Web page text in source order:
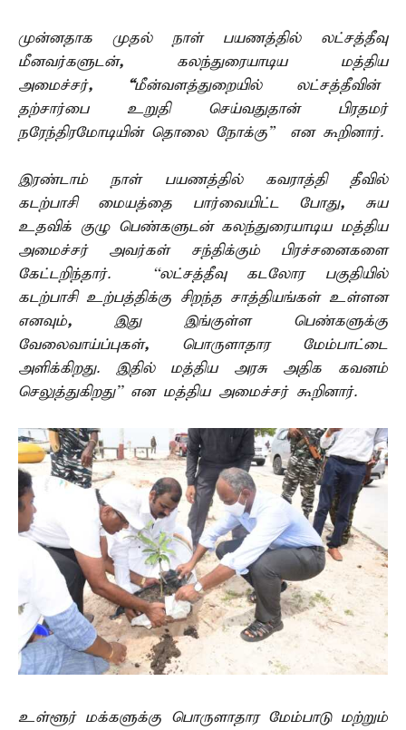
முன்னதாக முதல் நாள் பயணத்தில் லட்சத்தீவு
மீனவர்களுடன், கலந்துரையாடிய மத்திய
அமைச்சர், “மீன்வளத்துறையில் லட்சத்தீவின்
தற்சார்பை உறுதி செய்வதுதான் பிரதமர்
நரேந்திரமோடியின் தொலை நோக்கு” என கூறினார்.
இரண்டாம் நாள் பயணத்தில் கவராத்தி தீவில்
கடற்பாசி மையத்தை பார்வையிட்ட போது,
சுய
உதவிக் குழு பெண்களுடன் கலந்துரையாடிய மத்திய
அமைச்சர் அவர்கள் சந்திக்கும் பிரச்சனைகளை
கேட்டறிந்தார். ‘‘லட்சத்தீவு கடலோர பகுதியில்
கடற்பாசி உற்பத்திக்கு சிறந்த சாத்தியங்கள் உள்ளன
எனவும்,
இது இங்குள்ள பெண்களுக்கு
வேலைவாய்ப்புகள்,
பொருளாதார மேம்பாட்டை
அளிக்கிறது. இதில் மத்திய அரசு அதிக கவனம்
செலுத்துகிறது’’ என மத்திய அமைச்சர் கூறினார்.
உள்ளூர் மக்களுக்கு பொருளாதார மேம்பாடு மற்றும்